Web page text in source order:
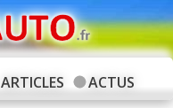
ARTICLES
ACTUS